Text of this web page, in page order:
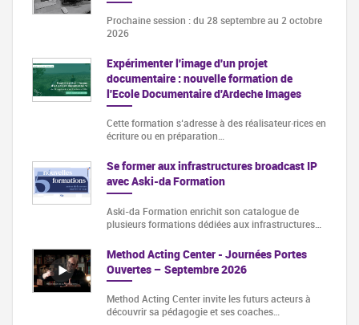
Prochaine session : du 28 septembre au 2 octobre
2026
Expérimenter l'image d'un projet
documentaire : nouvelle formation de
l'Ecole Documentaire d'Ardeche Images
Cette formation s‘adresse à des réalisateur·rices en
écriture ou en préparation…
Se former aux infrastructures broadcast IP
avec Aski-da Formation
Aski-da Formation enrichit son catalogue de
plusieurs formations dédiées aux infrastructures…
Method Acting Center - Journées Portes
Ouvertes – Septembre 2026
Method Acting Center invite les futurs acteurs à
découvrir sa pédagogie et ses coaches…